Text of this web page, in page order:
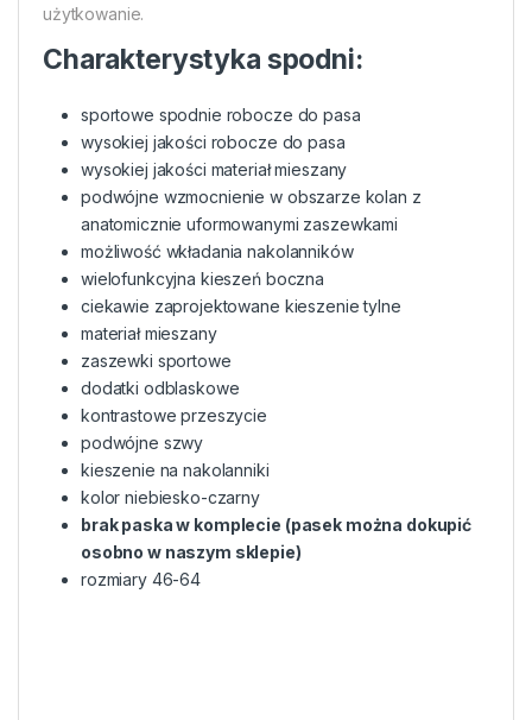
użytkowanie.
Charakterystyka spodni:
sportowe spodnie robocze do pasa
wysokiej jakości robocze do pasa
wysokiej jakości materiał mieszany
podwójne wzmocnienie w obszarze kolan z
anatomicznie uformowanymi zaszewkami
możliwość wkładania nakolanników
wielofunkcyjna kieszeń boczna
ciekawie zaprojektowane kieszenie tylne
materiał mieszany
zaszewki sportowe
dodatki odblaskowe
kontrastowe przeszycie
podwójne szwy
kieszenie na nakolanniki
kolor niebiesko-czarny
brak paska w komplecie (pasek można dokupić
osobno w naszym sklepie)
rozmiary 46-64